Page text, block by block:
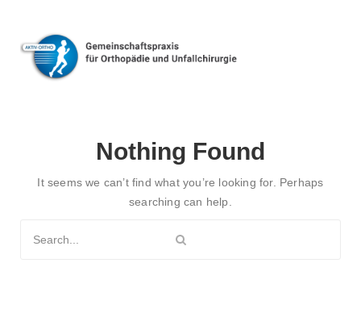
Nothing Found
It seems we can’t find what you’re looking for. Perhaps
searching can help.
for: